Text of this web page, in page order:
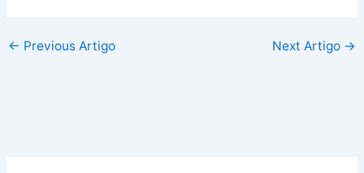
← Previous Artigo Next Artigo →